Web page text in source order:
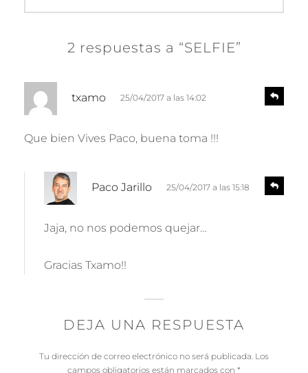
2 respuestas a “SELFIE”
txamo
e
25/04/2017 a las 14:02
Que bien Vives Paco, buena toma !!!
e
r
Paco Jarillo
e
25/04/2017 a las 15:18
Jaja, no nos podemos quejar…
Gracias Txamo!!
e
DEJA UNA RESPUESTA
Tu dirección de correo electrónico no será publicada. Los
campos obligatorios están marcados con *